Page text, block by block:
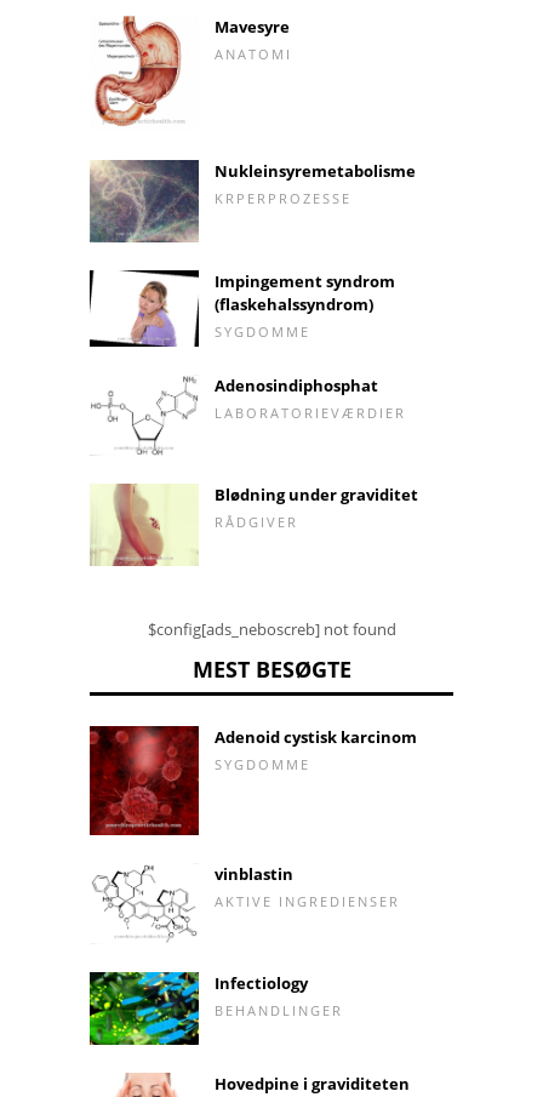
Mavesyre
ANATOMI
Nukleinsyremetabolisme
KRPERPROZESSE
Impingement syndrom
(flaskehalssyndrom)
SYGDOMME
Adenosindiphosphat
LABORATORIEVÆRDIER
Blødning under graviditet
RÅDGIVER
$config[ads_neboscreb] not found
MEST BESØGTE
Adenoid cystisk karcinom
SYGDOMME
vinblastin
AKTIVE INGREDIENSER
Infectiology
BEHANDLINGER
Hovedpine i graviditeten